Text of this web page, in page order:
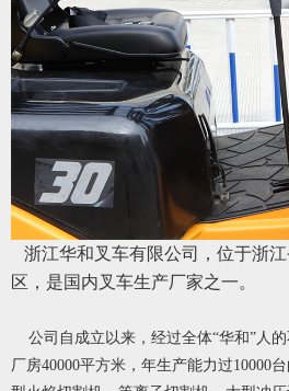
浙江华和叉车有限公司，位于浙
区，是国内叉车生产厂家之一。
公司自成立以来，经过全体“华和”人
厂房40000平方米，年生产能力过10000